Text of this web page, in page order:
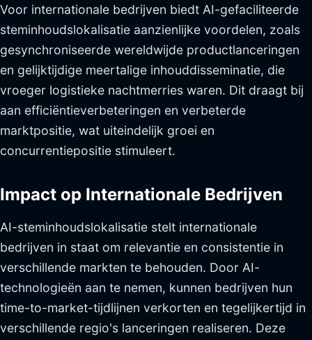
Voor internationale bedrijven biedt AI-gefaciliteerde
steminhoudslokalisatie aanzienlijke voordelen, zoals
gesynchroniseerde wereldwijde productlanceringen
en gelijktijdige meertalige inhouddisseminatie, die
vroeger logistieke nachtmerries waren. Dit draagt bij
aan efficiëntieverbeteringen en verbeterde
marktpositie, wat uiteindelijk groei en
concurrentiepositie stimuleert.
Impact op Internationale Bedrijven
AI-steminhoudslokalisatie stelt internationale
bedrijven in staat om relevantie en consistentie in
verschillende markten te behouden. Door AI-
technologieën aan te nemen, kunnen bedrijven hun
time-to-market-tijdlijnen verkorten en tegelijkertijd in
verschillende regio's lanceringen realiseren. Deze